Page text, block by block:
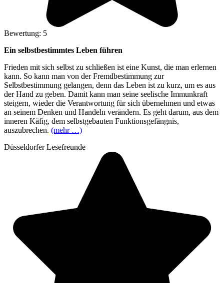
Bewertung: 5
Ein selbstbestimmtes Leben führen
Frieden mit sich selbst zu schließen ist eine Kunst, die man erlernen
kann. So kann man von der Fremdbestimmung zur
Selbstbestimmung gelangen, denn das Leben ist zu kurz, um es aus
der Hand zu geben. Damit kann man seine seelische Immunkraft
steigern, wieder die Verantwortung für sich übernehmen und etwas
an seinem Denken und Handeln verändern. Es geht darum, aus dem
inneren Käfig, dem selbstgebauten Funktionsgefängnis,
auszubrechen. (mehr …)
Düsseldorfer Lesefreunde